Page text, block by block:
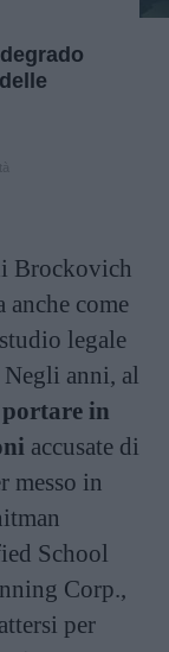
Brockovich
anche come
legale
anni, al
in
accusate di
messo in
School
Corp.,
per